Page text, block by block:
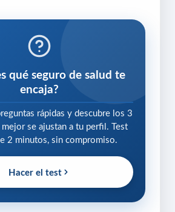
qué seguro de salud te
encaja?
rápidas y descubre los 3
se ajustan a tu perfil. Test
2 minutos, sin compromiso.
Hacer el test